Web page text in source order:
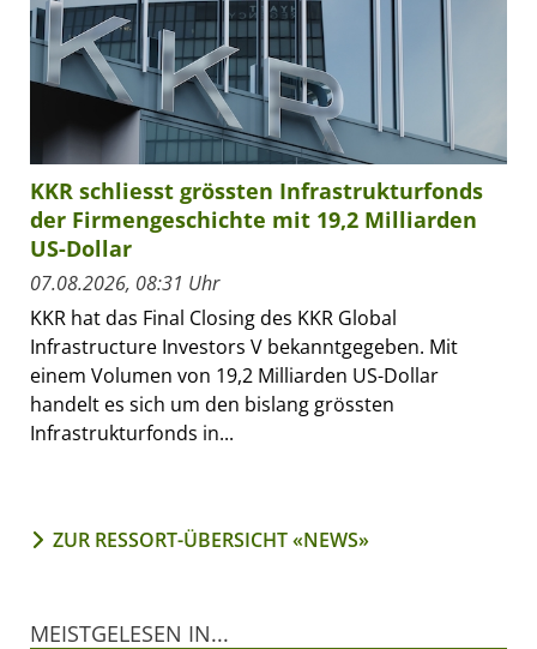
KKR schliesst grössten Infrastrukturfonds
der Firmengeschichte mit 19,2 Milliarden
US-Dollar
07.08.2026, 08:31 Uhr
KKR hat das Final Closing des KKR Global
Infrastructure Investors V bekanntgegeben. Mit
einem Volumen von 19,2 Milliarden US-Dollar
handelt es sich um den bislang grössten
Infrastrukturfonds in...
ZUR RESSORT-ÜBERSICHT «NEWS»
MEISTGELESEN IN...